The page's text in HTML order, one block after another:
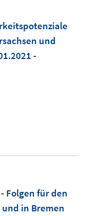
und
-
Folgen für den
in Bremen